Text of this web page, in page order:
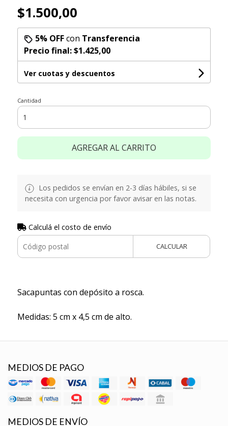
$1.500,00
5% OFFcon Transferencia
Precio final:$1.425,00
Ver cuotas y descuentos
Cantidad
AGREGAR AL CARRITO
Los pedidos se envían en 2-3 días hábiles, si se
necesita con urgencia por favor avisar en las notas.
Calculá el costo de envío
CALCULAR
Sacapuntas con depósito a rosca.
Medidas: 5 cm x 4,5 cm de alto.
MEDIOS DE PAGO
MEDIOS DE ENVÍO